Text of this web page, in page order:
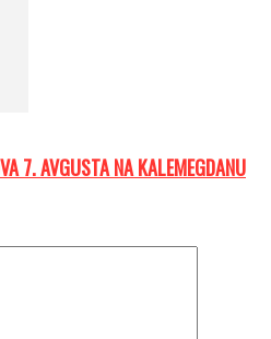
7. AVGUSTA NA KALEMEGDANU